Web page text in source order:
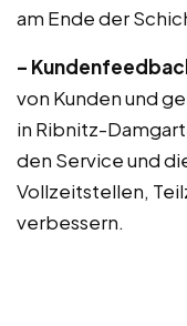
am Ende der
–
von Kunden und
in Ribnitz-
den Service und
Vollzeitstellen,
verbessern.